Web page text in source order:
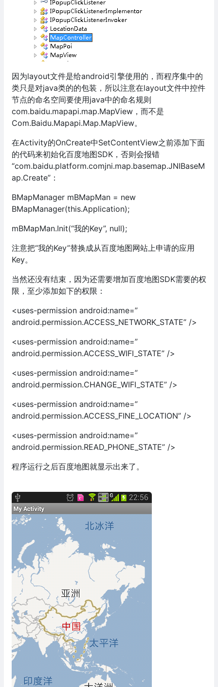
因为layout文件是给android引擎使用的，而程序集中的
类只是对java类的的包装，所以注意在layout文件中控件
节点的命名空间要使用java中的命名规则
com.baidu.mapapi.map.MapView，而不是
Com.Baidu.Mapapi.Map.MapView。
在Activity的OnCreate中SetContentView之前添加下面
的代码来初始化百度地图SDK，否则会报错
“com.baidu.platform.comjni.map.basemap.JNIBaseM
ap.Create”：
BMapManager mBMapMan = new
BMapManager(this.Application);
mBMapMan.Init(“我的Key”, null);
注意把“我的Key”替换成从百度地图网站上申请的应用
Key。
当然还没有结束，因为还需要增加百度地图SDK需要的权
限，至少添加如下的权限：
<uses-permission android:name=”
android.permission.ACCESS_NETWORK_STATE” />
<uses-permission android:name=”
android.permission.ACCESS_WIFI_STATE” />
<uses-permission android:name=”
android.permission.CHANGE_WIFI_STATE” />
<uses-permission android:name=”
android.permission.ACCESS_FINE_LOCATION” />
<uses-permission android:name=”
android.permission.READ_PHONE_STATE” />
程序运行之后百度地图就显示出来了。